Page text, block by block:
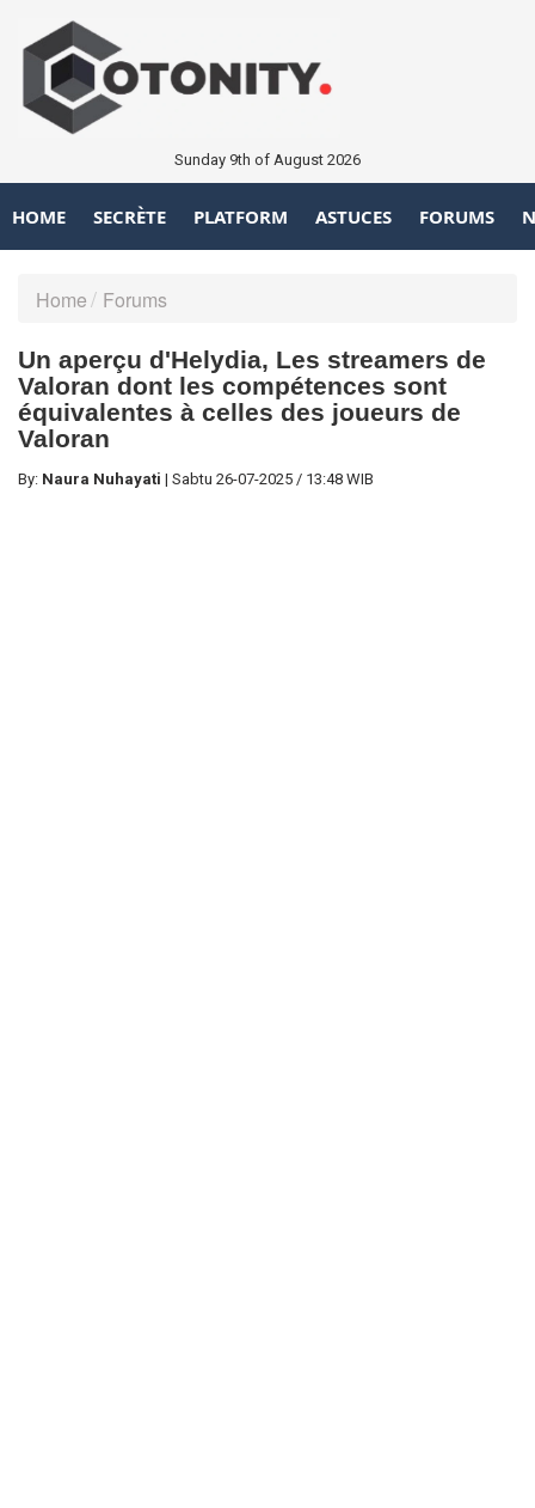
Sunday 9th of August 2026
HOME SECRÈTE PLATFORM ASTUCES FORUMS
Home Forums
Un aperçu d'Helydia, Les streamers de
Valoran dont les compétences sont
équivalentes à celles des joueurs de
Valoran
By: Naura Nuhayati | Sabtu 26-07-2025 / 13:48 WIB